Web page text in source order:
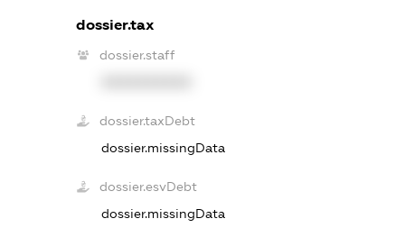
dossier.tax
dossier.staff
dossier.taxDebt
dossier.missingData
dossier.esvDebt
dossier.missingData